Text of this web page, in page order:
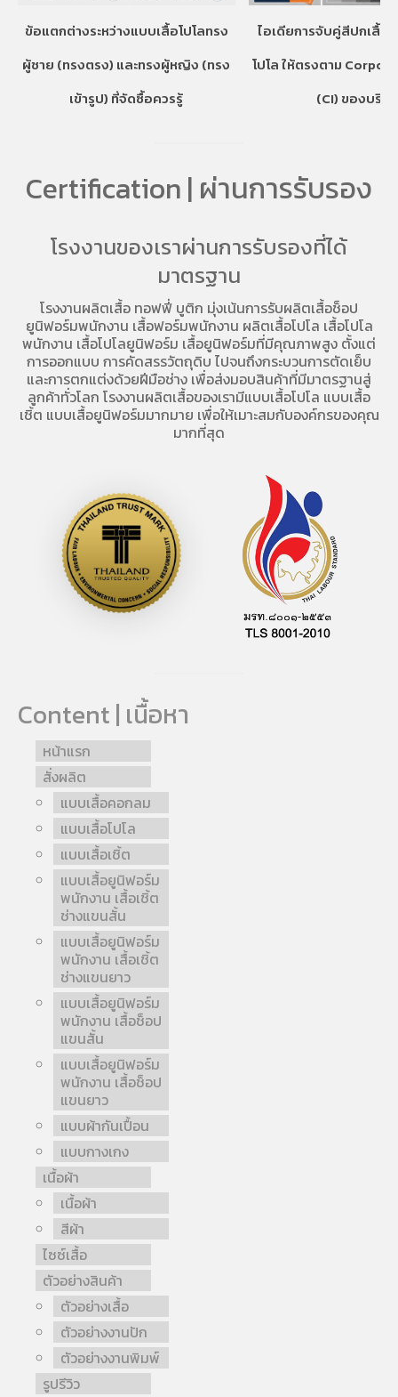
ข้อแตกต่างระหว่างแบบเสื้อโปโลทรง
ผู้ชาย (ทรงตรง) และทรงผู้หญิง (ทรง
เข้ารูป) ที่จัดซื้อควรรู้
ไอเดียการจับคู่สีปกเสื้อ
โปโล ให้ตรงตาม
(CI) ของบริษัท
Certification | ผ่านการรับรอง
โรงงานของเราผ่านการรับรองที่ได้
มาตรฐาน
โรงงานผลิตเสื้อ ทอฟฟี่ บูติก มุ่งเน้นการรับผลิตเสื้อช็อป
ยูนิฟอร์มพนักงาน เสื้อฟอร์มพนักงาน ผลิตเสื้อโปโล เสื้อโปโล
พนักงาน เสื้อโปโลยูนิฟอร์ม เสื้อยูนิฟอร์มที่มีคุณภาพสูง ตั้งแต่
การออกแบบ การคัดสรรวัตถุดิบ ไปจนถึงกระบวนการตัดเย็บ
และการตกแต่งด้วยฝีมือช่าง เพื่อส่งมอบสินค้าที่มีมาตรฐานสู่
ลูกค้าทั่วโลก โรงงานผลิตเสื้อของเรามีแบบเสื้อโปโล แบบเสื้อ
เชิ้ต แบบเสื้อยูนิฟอร์มมากมาย เพื่อให้เมาะสมกับองค์กรของคุณ
มากที่สุด
Content | เนื้อหา
หน้าแรก
สั่งผลิต
แบบเสื้อคอกลม
แบบเสื้อโปโล
แบบเสื้อเชิ้ต
แบบเสื้อยูนิฟอร์ม
พนักงาน เสื้อเชิ้ต
ช่างแขนสั้น
แบบเสื้อยูนิฟอร์ม
พนักงาน เสื้อเชิ้ต
ช่างแขนยาว
แบบเสื้อยูนิฟอร์ม
พนักงาน เสื้อช็อป
แขนสั้น
แบบเสื้อยูนิฟอร์ม
พนักงาน เสื้อช็อป
แขนยาว
แบบผ้ากันเปื้อน
แบบกางเกง
เนื้อผ้า
เนื้อผ้า
สีผ้า
ไซซ์เสื้อ
ตัวอย่างสินค้า
ตัวอย่างเสื้อ
ตัวอย่างงานปัก
ตัวอย่างงานพิมพ์
รูปรีวิว